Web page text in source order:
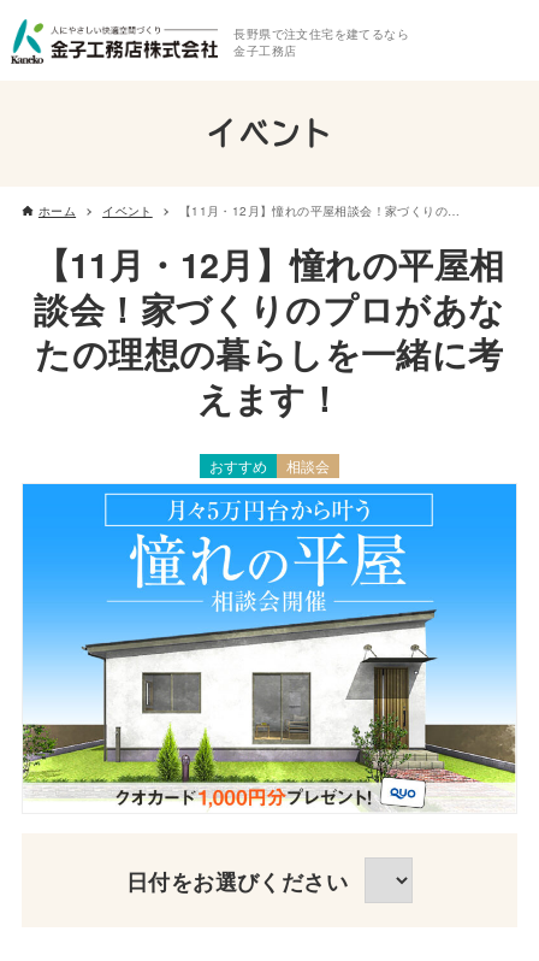
長野県で注文住宅を建てるなら
金子工務店
イベント
ホーム イベント 【11月・12月】憧れの平屋相談会！家づくりのプロがあなたの理想の暮らしを一緒に考えます！
【11月・12月】憧れの平屋相
談会！家づくりのプロがあな
たの理想の暮らしを一緒に考
えます！
おすすめ 相談会
日付をお選びください